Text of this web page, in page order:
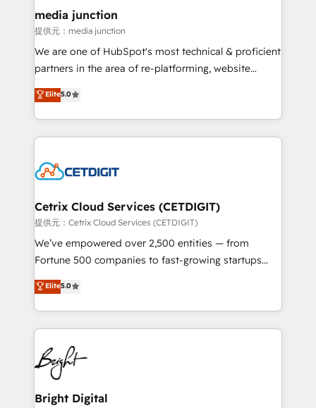
Mexico, USA, and Portugal—we've executed over a
hundred successful operations. Our approach,
rooted in RevOps principles, integrates analysis,
training, planning, and qualification. Leveraging
inbound marketing tactics, we focus on
understanding, nurturing, and converting leads.
competitive market.
media junction
提供元：media junction
We are one of HubSpot's most technical & proficient
partners in the area of re-platforming, website
design & development. We specialize in multi-hub
implementations for mid-market & enterprise
companies. We are woman-owned, powered by
coffee, and we ❤️ dogs. We produce award-winning
Impact Award 🏆2022 Technical Expertise Impact
Award 🏆2020 Elite Solutions Partner 🏆2019
Integrations HubSpot Impact Award 🏆2019
Marketing Enablement HubSpot Impact Award 🏆
2018 Website Design HubSpot Impact Award 🏆2017
Growth-Driven Design Agency of the Year 🏆2016
Sales Enablement HubSpot Impact Award 🏆2015
HubSpot COS Performance Award 🏆2014 HubSpot
COS Design Award 🏆2013 HubSpot Marketplace
Elite5.0
Cetrix Cloud Services (CETDIGIT)
提供元：Cetrix Cloud Services (CETDIGIT)
We’ve empowered over 2,500 entities — from
Fortune 500 companies to fast-growing startups
and nonprofits — to streamline operations, scale
revenue, and unlock the full potential of HubSpot.
With deep technical and industry expertise, we fuse
automation, integration, and AI innovation to deliver
lasting impact. We specialize in: • Turnkey and end-
to-end HubSpot implementations • Onboarding for
Sales, Service, Marketing & Content Hubs • AI voice
and chat agents, predictive automation, and smart
Elite5.0
Bright Digital